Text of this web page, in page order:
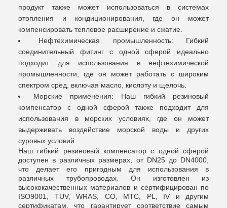
продукт также может использоваться в системах
отопления и кондиционирования, где он может
компенсировать тепловое расширение и сжатие.
Нефтехимическая промышленность: Гибкий
соединительный фитинг с одной сферой идеально
подходит для использования в нефтехимической
промышленности, где он может работать с широким
спектром сред, включая масло, кислоту и щелочь.
Морские применения: Наш гибкий резиновый
компенсатор с одной сферой также подходит для
использования в морских условиях, где он может
выдерживать воздействие морской воды и других
суровых условий.
Наш гибкий резиновый компенсатор с одной сферой
доступен в различных размерах, от DN25 до DN4000,
что делает его пригодным для использования в
различных трубопроводах. Он изготовлен из
высококачественных материалов и сертифицирован по
ISO9001, TUV, WRAS, CO, MTC, PL, IV и другим
сертификатам, что гарантирует соответствие самым